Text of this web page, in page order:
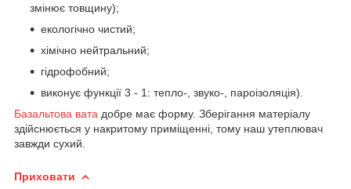
змінює товщину);
екологічно чистий;
хімічно нейтральний;
гідрофобний;
виконує функції 3 - 1: тепло-, звуко-, пароізоляція).
Базальтова вата добре має форму. Зберігання матеріалу
здійснюється у накритому приміщенні, тому наш утеплювач
завжди сухий.
Приховати